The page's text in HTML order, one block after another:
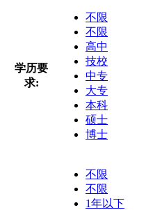
学历要
求:
不限
不限
高中
技校
中专
大专
本科
硕士
博士
不限
不限
1年以下